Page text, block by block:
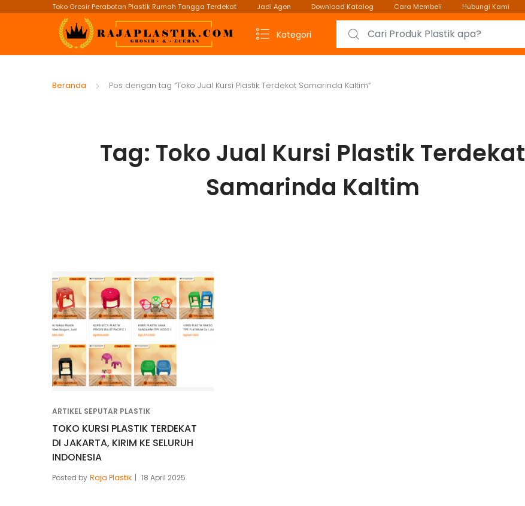
Toko Grosir Perabotan Plastik Rumah Tangga Terdekat Jadi Agen Download Katalog Cara Membeli Hubungi Kami
Kategori
Search for:
Beranda Pos dengan tag “Toko Jual Kursi Plastik Terdekat Samarinda Kaltim”
Tag: Toko Jual Kursi Plastik Terdekat
Samarinda Kaltim
ARTIKEL SEPUTAR PLASTIK
TOKO KURSI PLASTIK TERDEKAT
DI JAKARTA, KIRIM KE SELURUH
INDONESIA
Posted by Raja Plastik 18 April 2025